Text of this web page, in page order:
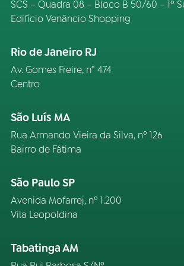
SCS – Quadra 08 – Bloco B 50/60 – 1º
Edifício Venâncio Shopping
Rio de Janeiro RJ
Av. Gomes Freire, n° 474
Centro
São Luís MA
Rua Armando Vieira da Silva, nº 126
Bairro de Fátima
São Paulo SP
Avenida Mofarrej, nº 1.200
Vila Leopoldina
Tabatinga AM